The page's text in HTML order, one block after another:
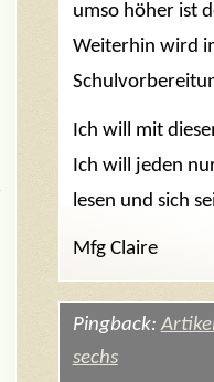
umso höher ist
Weiterhin wird
Ich will mit
Ich will jeden
lesen und sich
Mfg Claire
Pingback:
sechs